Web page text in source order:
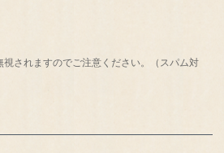
視されますのでご注意ください。（スパム対